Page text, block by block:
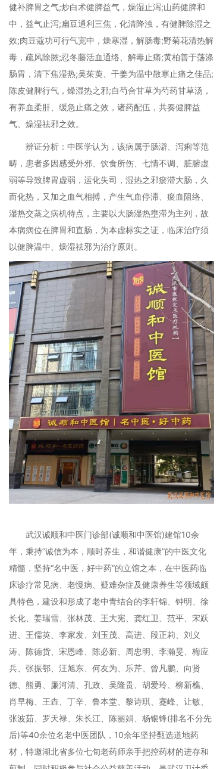
健补脾胃之气;炒白术健脾益气，燥湿止泻;山药健脾和
中，益气止泻;扁豆通利三焦，化清降浊，有健脾除湿之
效;肉豆蔻功可行气宽中，燥寒湿，解肠毒;野菊花清热解
毒，疏风除脓;忍冬藤活血通络、解毒止痛;黄柏善于荡涤
肠胃，清下焦湿热;吴茱萸、干姜为温中散寒止痛之佳品;
陈皮健脾行气，燥湿热之邪;白芍合甘草为芍药甘草汤，
有养血柔肝、缓急止痛之效，诸药配伍，共奏健脾益
气、燥湿祛邪之效。
辨证分析：中医学认为，该病属于肠澼、泻痢等范
畴，患者多因感受外邪、饮食所伤、七情不调、脏腑虚
弱等导致脾胃虚弱，运化失司，湿热之邪瘀滞大肠，久
而化热，又加之血气相搏，产生气血停滞、瘀血阻络、
湿热交蒸之病机特点，主要以大肠湿热壅滞为主列，故
本病病位在脾胃和直肠，为本虚标实之证，临床治疗须
以健脾温中、燥湿祛邪为治疗原则。
武汉诚顺和中医门诊部(诚顺和中医馆)建馆10余
年，秉持“诚信为本，顺时养生，和谐健康”的中医文化
精髓，坚持“名中医，好中药”的立馆之本，在中医药临
床诊疗常见病、老慢病、疑难杂症及健康养生等领域颇
具特色，建设和形成了老中青结合的李轩锦、钟明、徐
长化、姜瑞雪、张林茂、王大宪、龚红卫、范平、宋跃
进、王儒英、李家发、刘玉茂、高进、段正莉、刘义
涛、陈德货、宋恩峰、陈必新、周忠明、李瀚旻、梅应
兵、张振鄂、汪旭东、何友为、乐芹、曾凡鹏、向贤
德、熊勇、廉河清、孔政、吴隆贵、胡爱玲、柳新樵、
肖早梅、王垚、丁辛、鲁本堂、黎诗琪、蹇峰、让敏、
张波茹、罗天禄、朱长江、陈丽娟、杨银锋(排名不分先
后)等40余位名老中医团队，10余年坚持甄选道地药
材，特邀湖北省多位七旬老药师亲手把控药材的进存和